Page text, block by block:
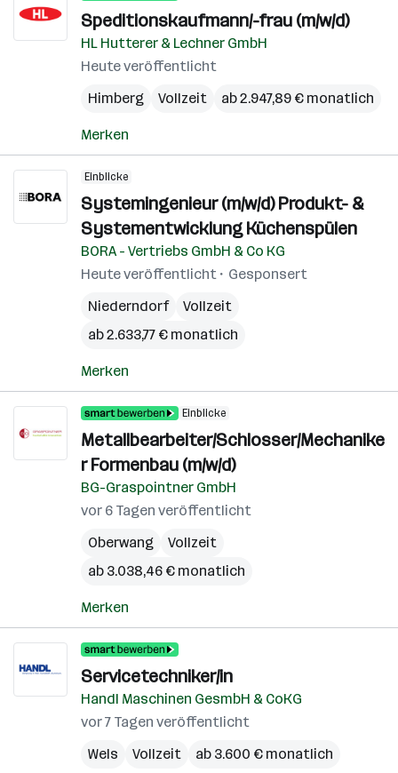
Speditionskaufmann/-frau (m/w/d)
HL Hutterer & Lechner GmbH
Heute veröffentlicht
Himberg
Vollzeit ab 2.947,89 € monatlich
Merken
Einblicke
Systemingenieur (m/w/d) Produkt- &
Systementwicklung Küchenspülen
BORA - Vertriebs GmbH & Co KG
Heute veröffentlicht
Gesponsert
Niederndorf
Vollzeit
ab 2.633,77 € monatlich
Merken
Einblicke
Metallbearbeiter/Schlosser/Mechanike
r Formenbau (m/w/d)
BG-Graspointner GmbH
vor 6 Tagen veröffentlicht
Oberwang
Vollzeit
ab 3.038,46 € monatlich
Merken
Servicetechniker/in
Handl Maschinen GesmbH & CoKG
vor 7 Tagen veröffentlicht
Wels
Vollzeit ab 3.600 € monatlich